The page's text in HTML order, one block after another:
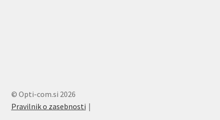
© Opti-com.si 2026
Pravilnik o zasebnosti